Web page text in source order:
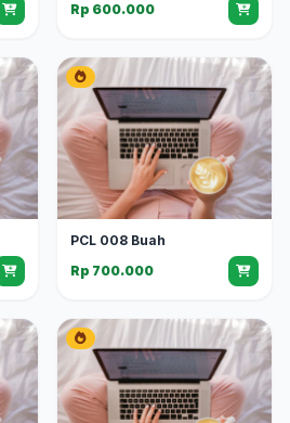
Rp 600.000
PCL 008 Buah
Rp 700.000